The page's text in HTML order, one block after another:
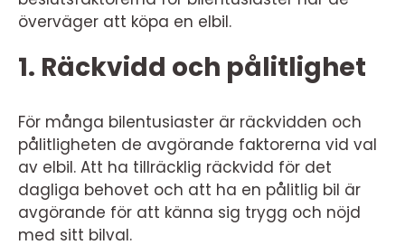
överväger att köpa en elbil.
1. Räckvidd och pålitlighet
För många bilentusiaster är räckvidden och
pålitligheten de avgörande faktorerna vid val
av elbil. Att ha tillräcklig räckvidd för det
dagliga behovet och att ha en pålitlig bil är
avgörande för att känna sig trygg och nöjd
med sitt bilval.